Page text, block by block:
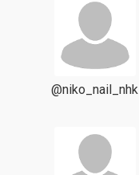
@niko_nail_nhk